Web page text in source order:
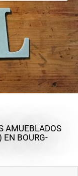
AMUEBLADOS
EN BOURG-